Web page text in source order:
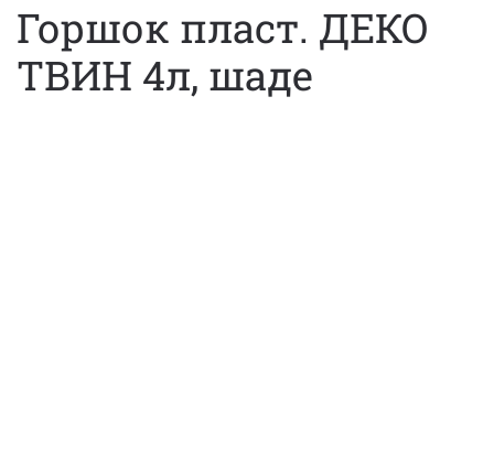
Горшок пласт. ДЕКО
ТВИН 4л, шаде